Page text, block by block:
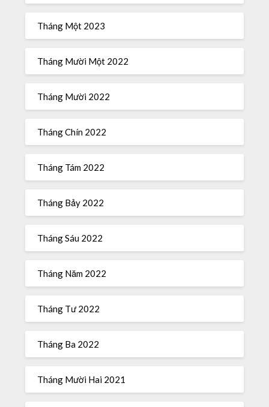
Tháng Một 2023
Tháng Mười Một 2022
Tháng Mười 2022
Tháng Chín 2022
Tháng Tám 2022
Tháng Bảy 2022
Tháng Sáu 2022
Tháng Năm 2022
Tháng Tư 2022
Tháng Ba 2022
Tháng Mười Hai 2021